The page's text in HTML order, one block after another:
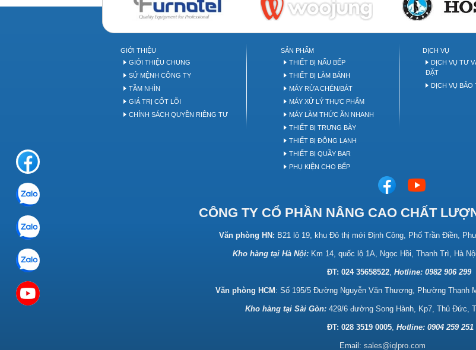
GIỚI THIỆU
GIỚI THIỆU CHUNG
SỨ MỆNH CÔNG TY
TẦM NHÌN
GIÁ TRỊ CỐT LÕI
CHÍNH SÁCH QUYỀN RIÊNG TƯ
SẢN PHẨM
THIẾT BỊ NẤU BẾP
THIẾT BỊ LÀM BÁNH
MÁY RỬA CHÉN/BÁT
MÁY XỬ LÝ THỰC PHẨM
MÁY LÀM THỨC ĂN NHANH
THIẾT BỊ TRƯNG BÀY
THIẾT BỊ ĐÔNG LẠNH
THIẾT BỊ QUẦY BAR
PHỤ KIỆN CHO BẾP
DỊCH VỤ
DỊCH VỤ TƯ
ĐẶT
DỊCH VỤ BẢO
CÔNG TY CỔ PHẦN NÂNG CAO CHẤT
Văn phòng HN: B21 lô 19, khu Đô thị mới Định Công, Phố Trần Điền,
Kho hàng tại Hà Nội: Km 14, quốc lộ 1A, Ngọc Hồi, Thanh Trì, Hà
ĐT: 024 35658522, Hotline: 0982 906 299
Văn phòng HCM : Số 195/5 Đường Nguyễn Văn Thương, Phường Thạnh
Kho hàng tại Sài Gòn: 429/6 đường Song Hành, Kp7, Thủ Đức,
ĐT: 028 3519 0005, Hotline: 0904 259 251
Email: sales@iqlpro.com